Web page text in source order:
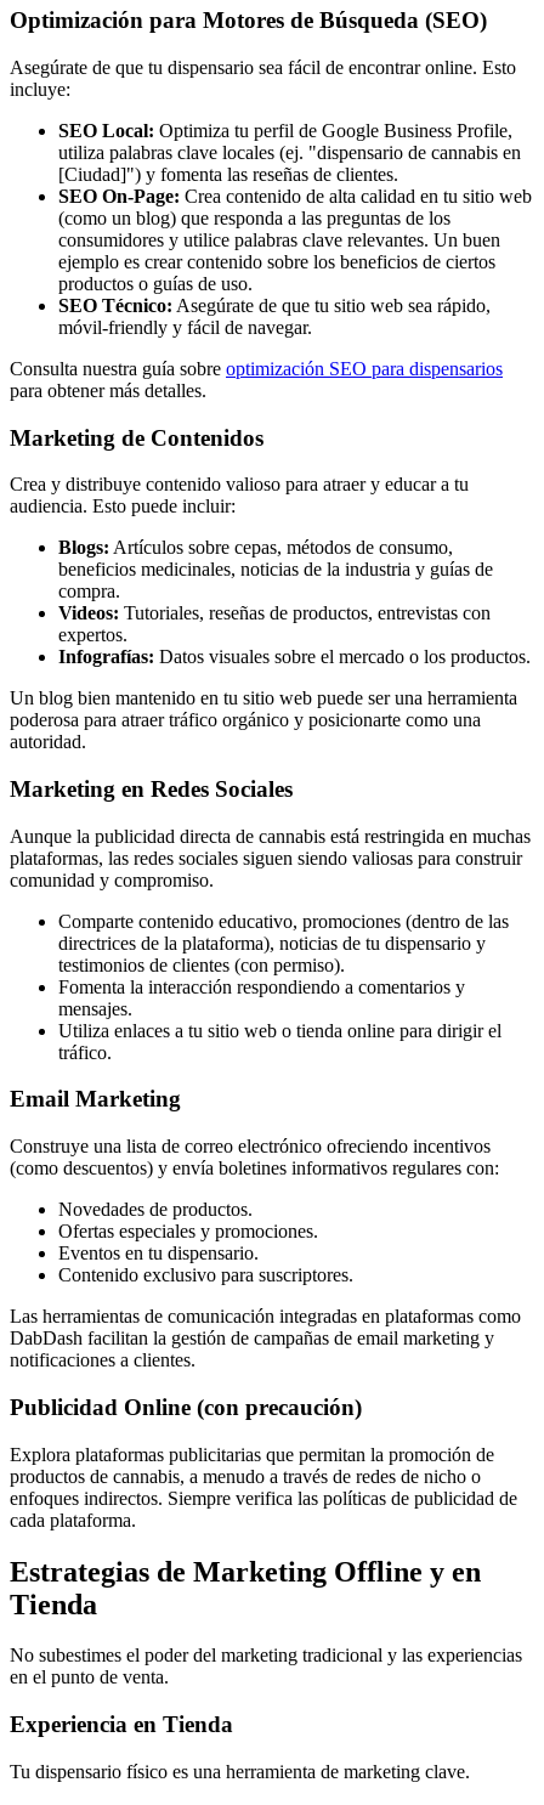
Optimización para Motores de Búsqueda (SEO)
Asegúrate de que tu dispensario sea fácil de encontrar online. Esto
incluye:
SEO Local: Optimiza tu perfil de Google Business Profile,
utiliza palabras clave locales (ej. "dispensario de cannabis en
[Ciudad]") y fomenta las reseñas de clientes.
SEO On-Page: Crea contenido de alta calidad en tu sitio web
(como un blog) que responda a las preguntas de los
consumidores y utilice palabras clave relevantes. Un buen
ejemplo es crear contenido sobre los beneficios de ciertos
productos o guías de uso.
SEO Técnico: Asegúrate de que tu sitio web sea rápido,
móvil-friendly y fácil de navegar.
Consulta nuestra guía sobre optimización SEO para dispensarios
para obtener más detalles.
Marketing de Contenidos
Crea y distribuye contenido valioso para atraer y educar a tu
audiencia. Esto puede incluir:
Blogs: Artículos sobre cepas, métodos de consumo,
beneficios medicinales, noticias de la industria y guías de
compra.
Videos: Tutoriales, reseñas de productos, entrevistas con
expertos.
Infografías: Datos visuales sobre el mercado o los productos.
Un blog bien mantenido en tu sitio web puede ser una herramienta
poderosa para atraer tráfico orgánico y posicionarte como una
autoridad.
Marketing en Redes Sociales
Aunque la publicidad directa de cannabis está restringida en muchas
plataformas, las redes sociales siguen siendo valiosas para construir
comunidad y compromiso.
Comparte contenido educativo, promociones (dentro de las
directrices de la plataforma), noticias de tu dispensario y
testimonios de clientes (con permiso).
Fomenta la interacción respondiendo a comentarios y
mensajes.
Utiliza enlaces a tu sitio web o tienda online para dirigir el
tráfico.
Email Marketing
Construye una lista de correo electrónico ofreciendo incentivos
(como descuentos) y envía boletines informativos regulares con:
Novedades de productos.
Ofertas especiales y promociones.
Eventos en tu dispensario.
Contenido exclusivo para suscriptores.
Las herramientas de comunicación integradas en plataformas como
DabDash facilitan la gestión de campañas de email marketing y
notificaciones a clientes.
Publicidad Online (con precaución)
Explora plataformas publicitarias que permitan la promoción de
productos de cannabis, a menudo a través de redes de nicho o
enfoques indirectos. Siempre verifica las políticas de publicidad de
cada plataforma.
Estrategias de Marketing Offline y en
Tienda
No subestimes el poder del marketing tradicional y las experiencias
en el punto de venta.
Experiencia en Tienda
Tu dispensario físico es una herramienta de marketing clave.